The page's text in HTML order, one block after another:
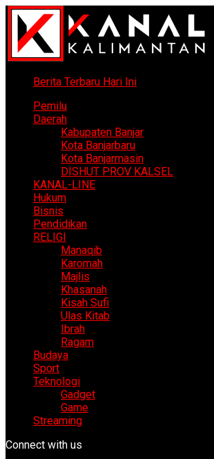
Berita Terbaru Hari Ini
Pemilu
Daerah
Kabupaten Banjar
Kota Banjarbaru
Kota Banjarmasin
DISHUT PROV KALSEL
KANAL-LINE
Hukum
Bisnis
Pendidikan
RELIGI
Manaqib
Karomah
Majlis
Khasanah
Kisah Sufi
Ulas Kitab
Ibrah
Ragam
Budaya
Sport
Teknologi
Gadget
Game
Streaming
Connect with us